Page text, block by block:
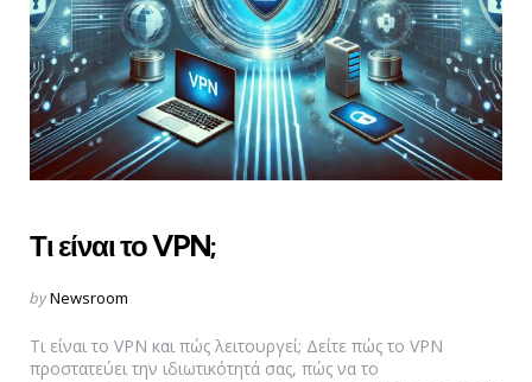
Τι είναι το VPN;
Posted
byNewsroom
Τι είναι το VPN και πώς λειτουργεί; Δείτε πώς το VPN
προστατεύει την ιδιωτικότητά σας, πώς να το